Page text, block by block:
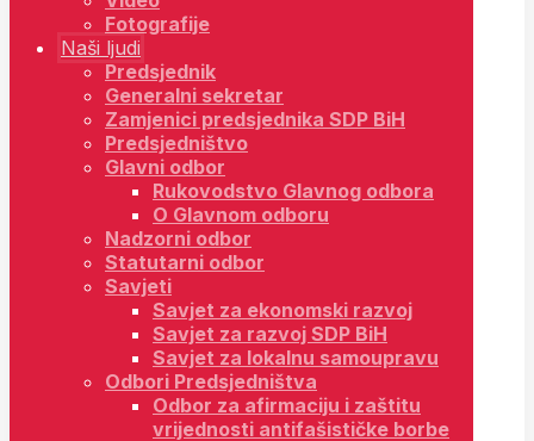
Fotografije
Naši ljudi
Predsjednik
Generalni sekretar
Zamjenici predsjednika SDP BiH
Predsjedništvo
Glavni odbor
Rukovodstvo Glavnog odbora
O Glavnom odboru
Nadzorni odbor
Statutarni odbor
Savjeti
Savjet za ekonomski razvoj
Savjet za razvoj SDP BiH
Savjet za lokalnu samoupravu
Odbori Predsjedništva
Odbor za afirmaciju i zaštitu
vrijednosti antifašističke borbe